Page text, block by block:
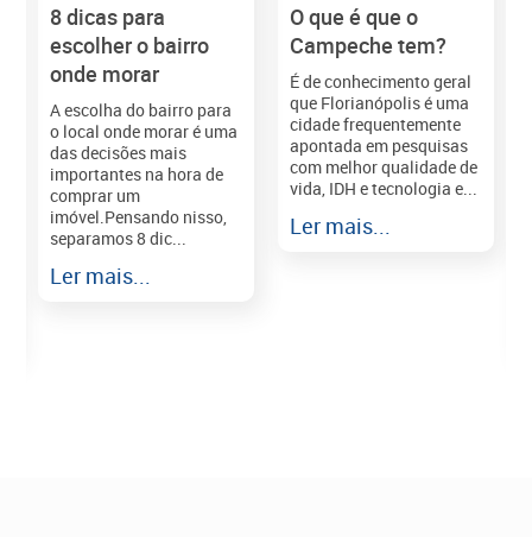
8 dicas para
escolher o bairro
onde morar
A escolha do bairro para
o local onde morar é uma
das decisões mais
importantes na hora de
comprar um
imóvel.Pensando nisso,
separamos 8 dic...
Ler mais...
O que é que o
Campeche tem?
É de conhecimento geral
que Florianópolis é uma
cidade frequentemente
apontada em pesquisas
com melhor qualidade de
vida, IDH e tecnologia e...
Ler mais...